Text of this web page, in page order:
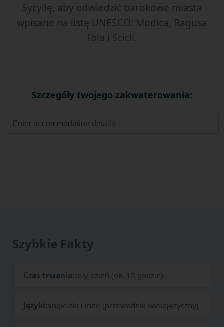
Sycylię, aby odwiedzić barokowe miasta
wpisane na listę UNESCO: Modica, Ragusa
Ibla i Scicli.
Szczegóły twojego zakwaterowania:
Szybkie Fakty
Czas trwania:cały dzień (ok. 15 godzin)
Języki:angielski i inne (przewodnik wielojęzyczny)